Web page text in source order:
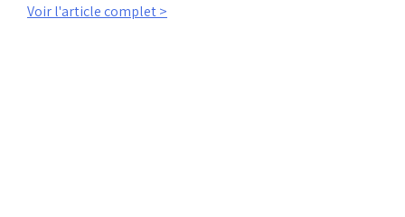
Voir l'article complet >